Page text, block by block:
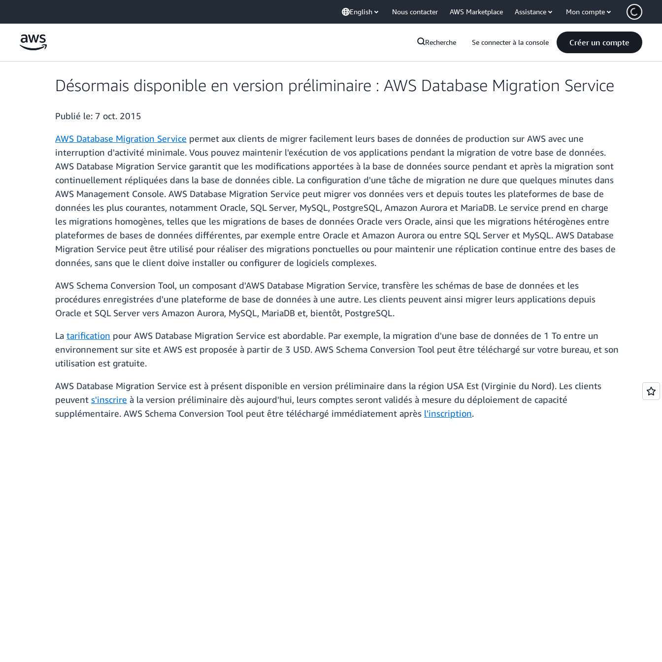
English Nous contacter AWS Marketplace Assistance Mon compte
Recherche Se connecter à la console Créer un compte
Désormais disponible en version préliminaire : AWS Database Migration Service
Publié le: 7 oct. 2015
AWS Database Migration Service permet aux clients de migrer facilement leurs bases de données de production sur AWS avec une
interruption d'activité minimale. Vous pouvez maintenir l'exécution de vos applications pendant la migration de votre base de données.
AWS Database Migration Service garantit que les modifications apportées à la base de données source pendant et après la migration sont
continuellement répliquées dans la base de données cible. La configuration d'une tâche de migration ne dure que quelques minutes dans
AWS Management Console. AWS Database Migration Service peut migrer vos données vers et depuis toutes les plateformes de base de
données les plus courantes, notamment Oracle, SQL Server, MySQL, PostgreSQL, Amazon Aurora et MariaDB. Le service prend en charge
les migrations homogènes, telles que les migrations de bases de données Oracle vers Oracle, ainsi que les migrations hétérogènes entre
plateformes de bases de données différentes, par exemple entre Oracle et Amazon Aurora ou entre SQL Server et MySQL. AWS Database
Migration Service peut être utilisé pour réaliser des migrations ponctuelles ou pour maintenir une réplication continue entre des bases de
données, sans que le client doive installer ou configurer de logiciels complexes.
AWS Schema Conversion Tool, un composant d'AWS Database Migration Service, transfère les schémas de base de données et les
procédures enregistrées d'une plateforme de base de données à une autre. Les clients peuvent ainsi migrer leurs applications depuis
Oracle et SQL Server vers Amazon Aurora, MySQL, MariaDB et, bientôt, PostgreSQL.
La tarification pour AWS Database Migration Service est abordable. Par exemple, la migration d'une base de données de 1 To entre un
environnement sur site et AWS est proposée à partir de 3 USD. AWS Schema Conversion Tool peut être téléchargé sur votre bureau, et son
utilisation est gratuite.
AWS Database Migration Service est à présent disponible en version préliminaire dans la région USA Est (Virginie du Nord). Les clients
peuvent s'inscrire à la version préliminaire dès aujourd'hui, leurs comptes seront validés à mesure du déploiement de capacité
supplémentaire. AWS Schema Conversion Tool peut être téléchargé immédiatement après l'inscription.